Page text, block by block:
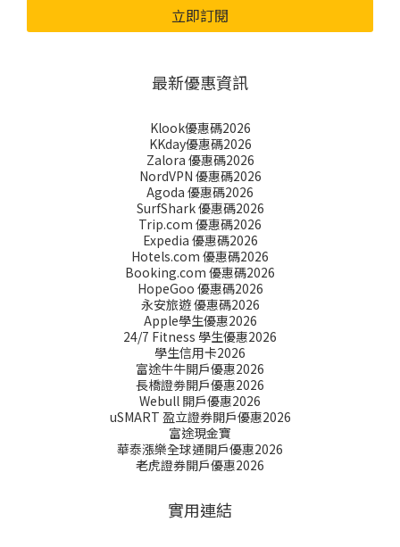
立即訂閱
最新優惠資訊
Klook優惠碼2026
KKday優惠碼2026
Zalora 優惠碼2026
NordVPN 優惠碼2026
Agoda 優惠碼2026
SurfShark 優惠碼2026
Trip.com 優惠碼2026
Expedia 優惠碼2026
Hotels.com 優惠碼2026
Booking.com 優惠碼2026
HopeGoo 優惠碼2026
永安旅遊 優惠碼2026
Apple學生優惠2026
24/7 Fitness 學生優惠2026
學生信用卡2026
富途牛牛開戶優惠2026
長橋證劵開戶優惠2026
Webull 開戶優惠2026
uSMART 盈立證券開戶優惠2026
富途現金寶
華泰漲樂全球通開戶優惠2026
老虎證券開戶優惠2026
實用連結